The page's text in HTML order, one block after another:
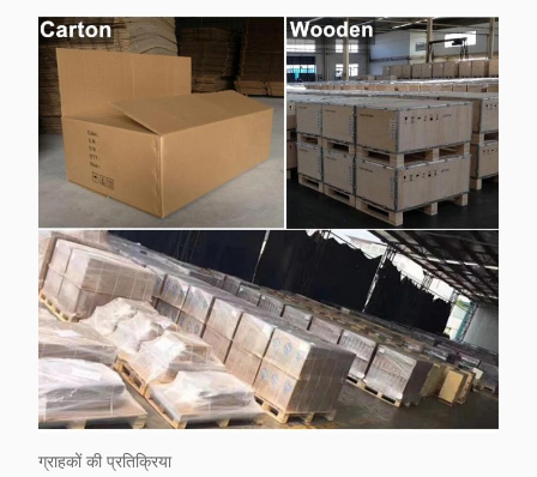
ग्राहकों की प्रतिक्रिया